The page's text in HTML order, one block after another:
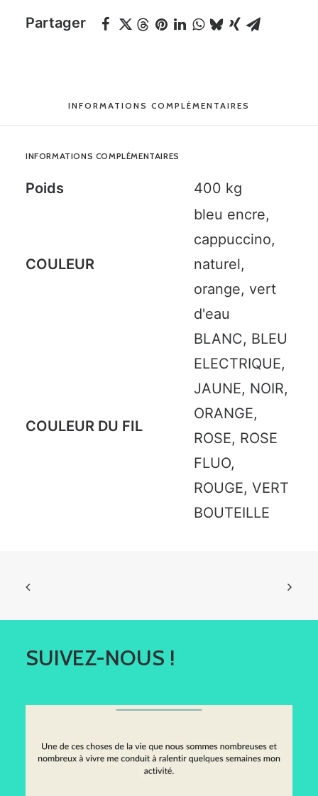
Partager
INFORMATIONS COMPLÉMENTAIRES
INFORMATIONS COMPLÉMENTAIRES
Poids 400 kg
COULEUR
bleu encre,
cappuccino,
naturel,
orange, vert
d'eau
COULEUR DU FIL
BLANC, BLEU
ELECTRIQUE,
JAUNE, NOIR,
ORANGE,
ROSE, ROSE
FLUO,
ROUGE, VERT
BOUTEILLE
SUIVEZ-NOUS !